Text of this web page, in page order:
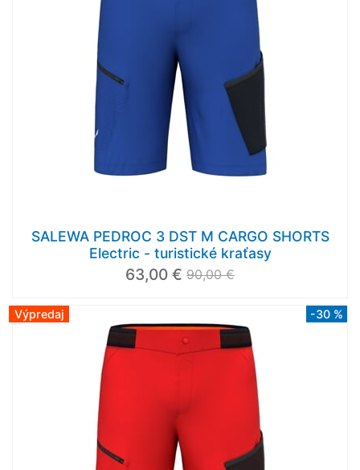
SALEWA PEDROC 3 DST M CARGO SHORTS
Electric - turistické kraťasy
63,00 € 90,00 €
Výpredaj -30 %